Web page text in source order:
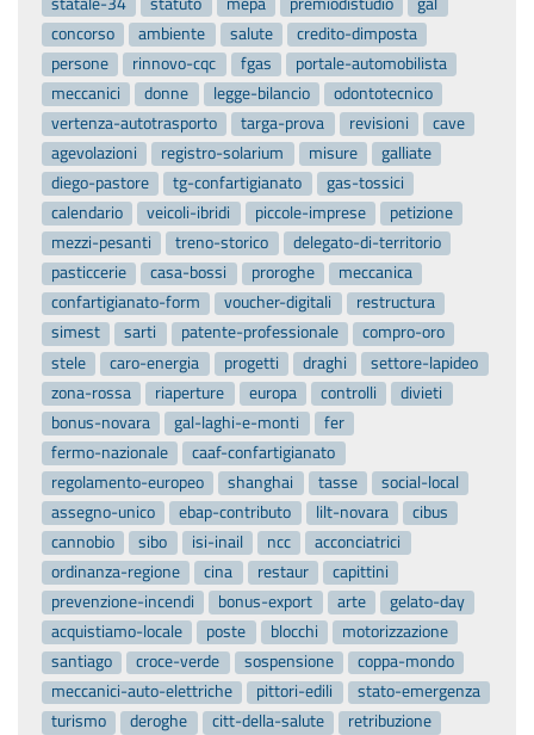
concorso
ambiente salute
credito-dimposta
persone
rinnovo-cqc fgas
portale-automobilista
meccanici
donne legge-bilancio
odontotecnico
vertenza-autotrasporto
targa-prova revisioni
cave
agevolazioni
registro-solarium misure
galliate
diego-pastore
tg-confartigianato
gas-tossici
calendario
veicoli-ibridi piccole-imprese
petizione
mezzi-pesanti
treno-storico
delegato-di-territorio
pasticcerie
casa-bossi proroghe
meccanica
confartigianato-form
voucher-digitali
restructura
simest
sarti patente-professionale
compro-oro
stele
caro-energia progetti draghi
settore-lapideo
zona-rossa
riaperture europa controlli
divieti
bonus-novara
gal-laghi-e-monti
fer
fermo-nazionale
caaf-confartigianato
regolamento-europeo
shanghai tasse
social-local
assegno-unico
ebap-contributo lilt-novara
cibus
cannobio
sibo isi-inail ncc
acconciatrici
ordinanza-regione
cina restaur
capittini
prevenzione-incendi
bonus-export arte
gelato-day
acquistiamo-locale
poste blocchi
motorizzazione
santiago
croce-verde sospensione
coppa-mondo
meccanici-auto-elettriche
pittori-edili
stato-emergenza
turismo
deroghe citt-della-salute
retribuzione